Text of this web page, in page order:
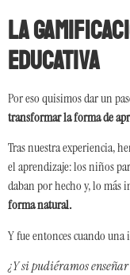
La
educativa
Por eso quisimos dar un
transformar la forma de
Tras nuestra experiencia,
el aprendizaje: los niños
daban por hecho y, lo más
forma natural.
Y fue entonces cuando
¿Y si pudiéramos